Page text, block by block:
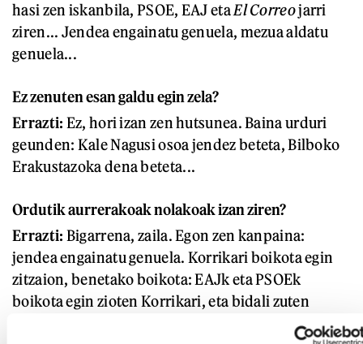
hasi zen iskanbila, PSOE, EAJ etaEl Correojarri
ziren... Jendea engainatu genuela, mezua aldatu
genuela...
Ez zenuten esan galdu egin zela?
Errazti: Ez, hori izan zen hutsunea. Baina urduri
geunden: Kale Nagusi osoa jendez beteta, Bilboko
Erakustazoka dena beteta...
Ordutik aurrerakoak nolakoak izan ziren?
Errazti: Bigarrena, zaila. Egon zen kanpaina:
jendea engainatu genuela. Korrikari boikota egin
zitzaion, benetako boikota: EAJk eta PSOEk
boikota egin zioten Korrikari, eta bidali zuten
mezua batzokietara -eta, esateko ez babesteko